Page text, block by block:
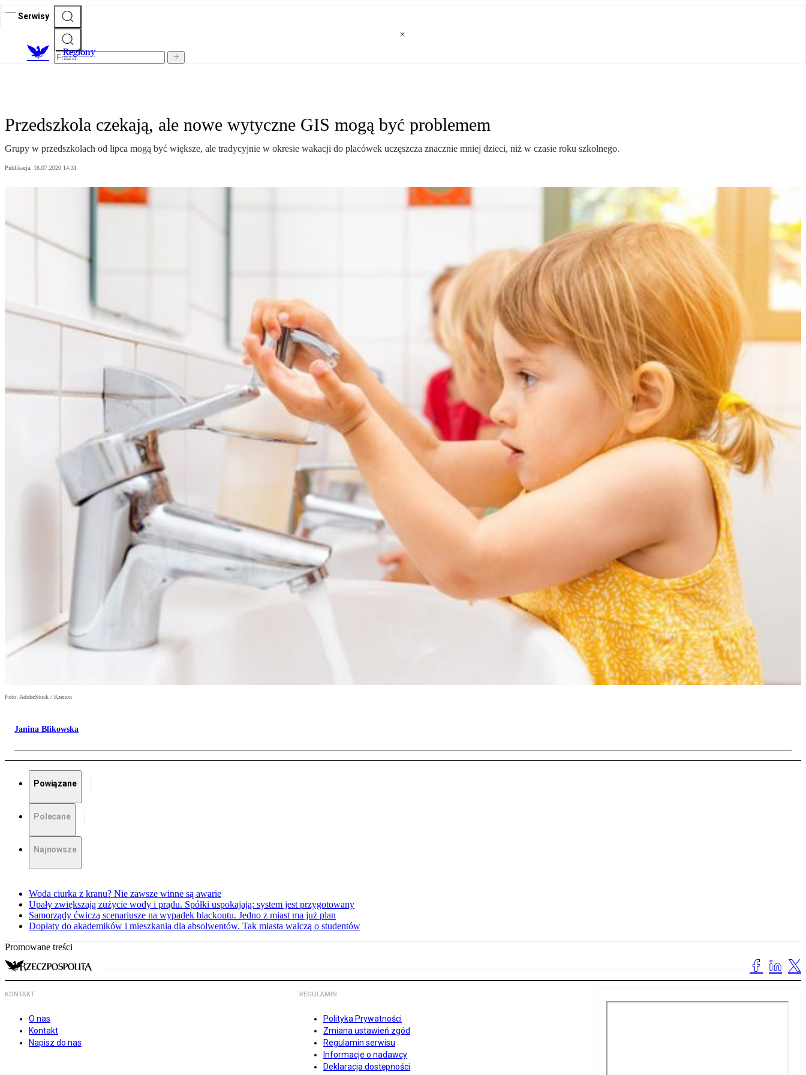
Serwisy
Regiony
Przedszkola czekają, ale nowe wytyczne GIS mogą być problemem
Grupy w przedszkolach od lipca mogą być większe, ale tradycyjnie w okresie wakacji do placówek uczęszcza znacznie mniej dzieci, niż w czasie roku szkolnego.
Publikacja: 16.07.2020 14:31
Foto: AdobeStock / Kzenon
Janina Blikowska
Powiązane
Polecane
Najnowsze
Woda ciurka z kranu? Nie zawsze winne są awarie
Upały zwiększają zużycie wody i prądu. Spółki uspokajają: system jest przygotowany
Samorządy ćwiczą scenariusze na wypadek blackoutu. Jedno z miast ma już plan
Dopłaty do akademików i mieszkania dla absolwentów. Tak miasta walczą o studentów
Promowane treści
KONTAKT
O nas
Kontakt
Napisz do nas
REGULAMIN
Polityka Prywatności
Zmiana ustawień zgód
Regulamin serwisu
Informacje o nadawcy
Deklaracja dostępności